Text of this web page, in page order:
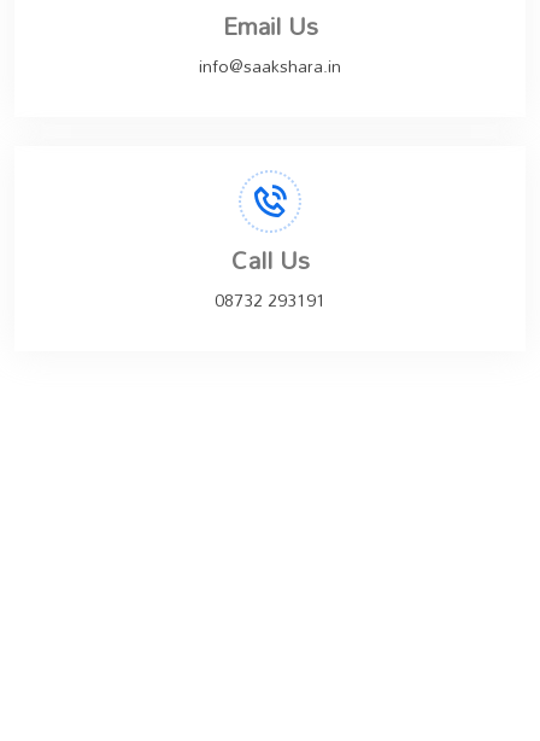
Email Us
info@saakshara.in
Call Us
08732 293191